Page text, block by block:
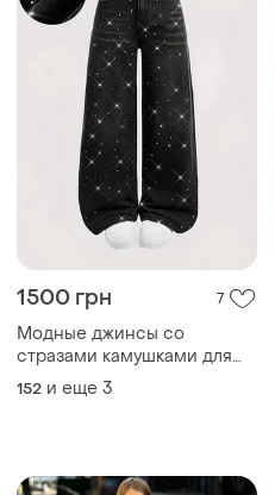
1500 грн 7
Модные джинсы со
стразами камушками для
девочки
152 и еще 3